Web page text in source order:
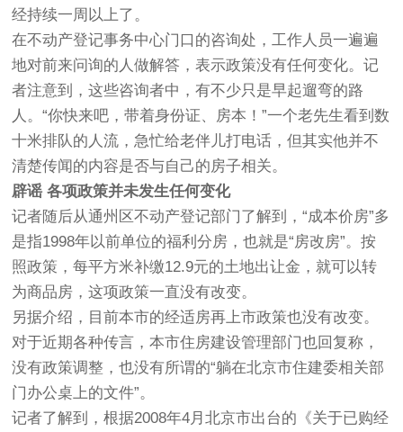
经持续一周以上了。
在不动产登记事务中心门口的咨询处，工作人员一遍遍
地对前来问询的人做解答，表示政策没有任何变化。记
者注意到，这些咨询者中，有不少只是早起遛弯的路
人。“你快来吧，带着身份证、房本！”一个老先生看到数
十米排队的人流，急忙给老伴儿打电话，但其实他并不
清楚传闻的内容是否与自己的房子相关。
辟谣 各项政策并未发生任何变化
记者随后从通州区不动产登记部门了解到，“成本价房”多
是指1998年以前单位的福利分房，也就是“房改房”。按
照政策，每平方米补缴12.9元的土地出让金，就可以转
为商品房，这项政策一直没有改变。
另据介绍，目前本市的经适房再上市政策也没有改变。
对于近期各种传言，本市住房建设管理部门也回复称，
没有政策调整，也没有所谓的“躺在北京市住建委相关部
门办公桌上的文件”。
记者了解到，根据2008年4月北京市出台的《关于已购经